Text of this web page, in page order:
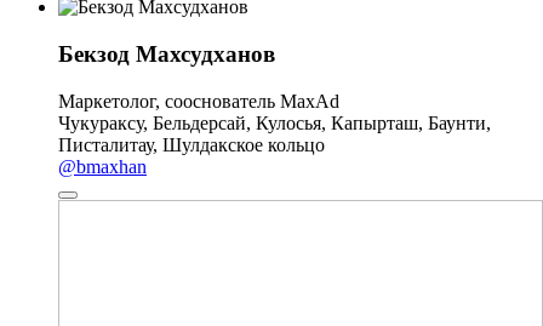
Бекзод Махсудханов
Маркетолог, сооснователь MaxAd
Чукураксу, Бельдерсай, Кулосья, Капырташ, Баунти,
Писталитау, Шулдакское кольцо
@bmaxhan